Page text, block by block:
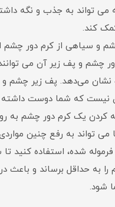
کند.
و سیاهی از کرم دور چشم
چشم و پف زیر آن می
نشان می‌دهد. پف زیر چشم و
نیست که شما دوست داشته
کردن یک کرم دور چشم به
تواند به رفع چنین
شده، استفاده کنید
به حداقل برساند و باعث
شود.